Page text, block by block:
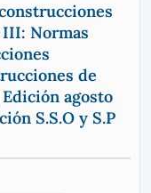
Normas
de
agosto
S.S.O y S.P